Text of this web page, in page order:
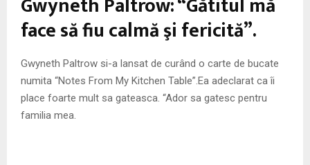
N
U
face să fiu calmă şi fericită”.
Gwyneth Paltrow si-a lansat de curând o carte de bucate
numita “Notes From My Kitchen Table”.Ea adeclarat ca îi
place foarte mult sa gateasca. “Ador sa gatesc pentru
familia mea.